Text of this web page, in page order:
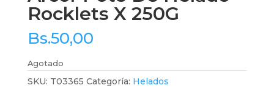
Rocklets X 250G
Bs.50,00
Agotado
SKU: T03365 Categoría: Helados